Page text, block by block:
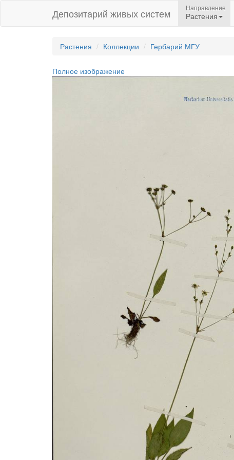
Депозитарий живых систем Направление
Растения
Растения Коллекции Гербарий МГУ
Полное изображение